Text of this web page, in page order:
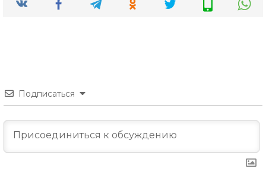
Подписаться